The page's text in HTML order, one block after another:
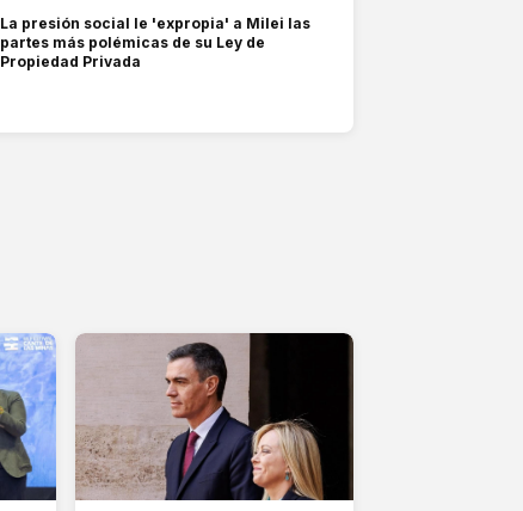
La presión social le 'expropia' a Milei las
partes más polémicas de su Ley de
Propiedad Privada